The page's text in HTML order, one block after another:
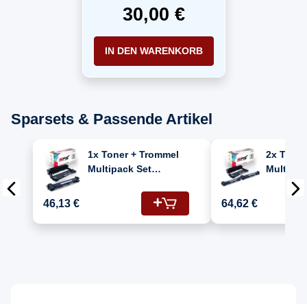
30,00 €
IN DEN WARENKORB
Sparsets & Passende Artikel
1x Toner + Trommel
Multipack Set
Brother DCP-1612 (DR-
1050, TN-1050)
46,13 €
2x
Brother
64,62 €